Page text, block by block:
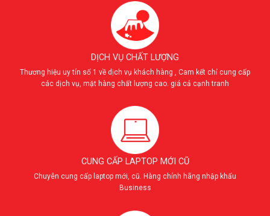
DỊCH VỤ CHẤT LƯỢNG
Thương hiệu uy tín số 1 về dịch vụ khách hàng , Cam kết chỉ cung cấp
các dịch vụ, mặt hàng chất lượng cao. giá cả cạnh tranh
CUNG CẤP LAPTOP MỚI CŨ
Chuyên cung cấp laptop mới, cũ. Hàng chính hãng nhập khẩu
Business